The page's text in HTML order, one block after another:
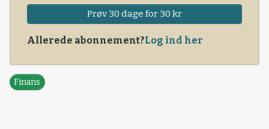
Prøv 30 dage for 30 kr
Allerede abonnement?Log ind her
Finans